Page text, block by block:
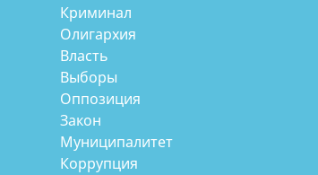
Криминал
Олигархия
Власть
Выборы
Оппозиция
Закон
Муниципалитет
Коррупция